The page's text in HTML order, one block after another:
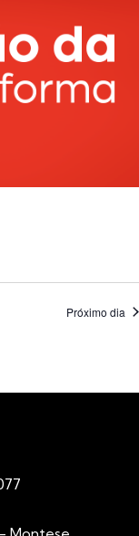
de
Próximo dia